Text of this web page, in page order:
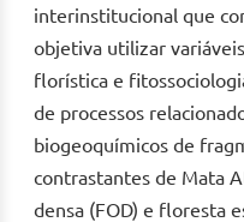
interinstitucional que
objetiva utilizar
florística e
de processos
biogeoquímicos de
contrastantes de Mata
densa (FOD) e floresta